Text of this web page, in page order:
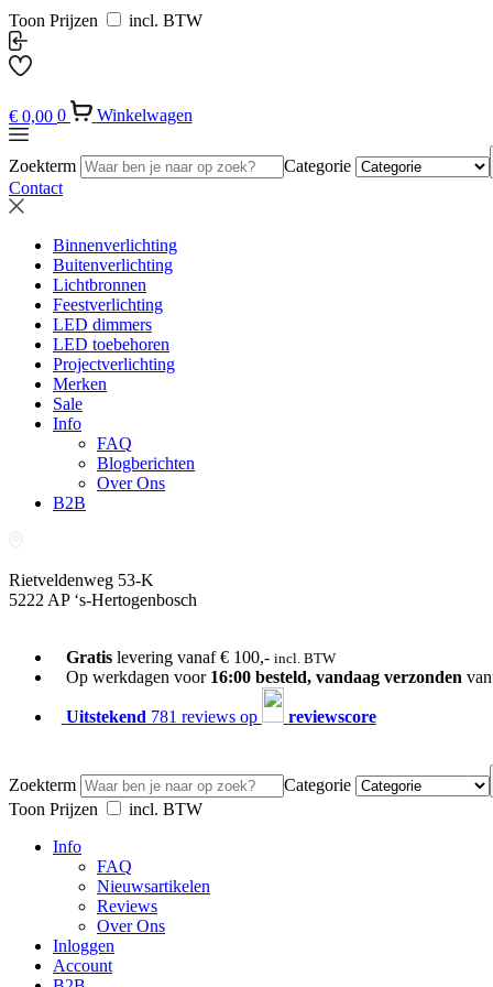
Toon Prijzen incl. BTW
€ 0,00 0 Winkelwagen
Zoekterm
Categorie
Contact
Binnenverlichting
Buitenverlichting
Lichtbronnen
Feestverlichting
LED dimmers
LED toebehoren
Projectverlichting
Merken
Sale
Info
FAQ
Blogberichten
Over Ons
B2B
Rietveldenweg 53-K
5222 AP ‘s-Hertogenbosch
Gratislevering vanaf € 100,- incl. BTW
Op werkdagen voor 16:00 besteld, vandaag verzonden
Uitstekend 781 reviews op reviewscore
Zoekterm
Categorie
Toon Prijzen
incl. BTW
Info
FAQ
Nieuwsartikelen
Reviews
Over Ons
Inloggen
Account